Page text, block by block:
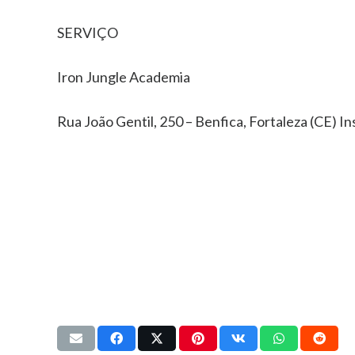
SERVIÇO
Iron Jungle Academia
Rua João Gentil, 250 – Benfica, Fortaleza (CE)